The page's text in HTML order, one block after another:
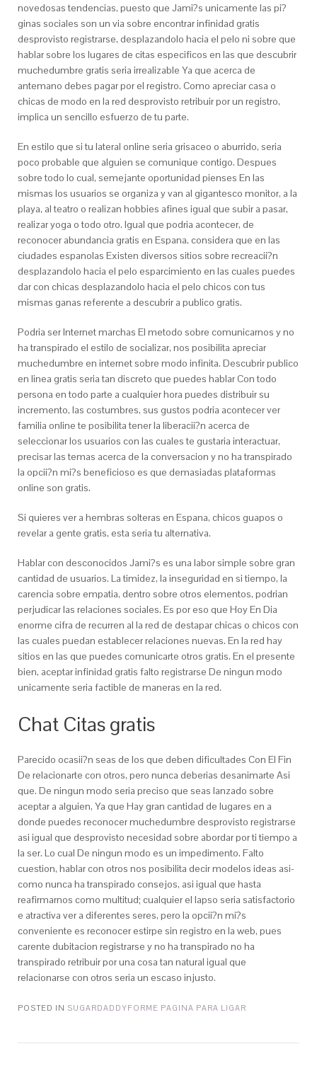
novedosas tendencias, puesto que Jami?s unicamente las pi?
ginas sociales son un vi­a sobre encontrar infinidad gratis
desprovisto registrarse, desplazandolo hacia el pelo ni sobre que
hablar sobre los lugares de citas especi­ficos en las que descubrir
muchedumbre gratis seria irrealizable Ya que acerca de
antemano debes pagar por el registro. Como apreciar casa o
chicas de modo en la red desprovisto retribuir por un registro,
implica un sencillo esfuerzo de tu parte.
En estilo que si tu lateral online seri­a grisaceo o aburrido, seria
poco probable que alguien se comunique contigo. Despues
sobre todo lo cual, semejante oportunidad pienses En las
mismas los usuarios se organiza y van al gigantesco monitor, a la
playa, al teatro o realizan hobbies afines igual que subir a pasar,
realizar yoga o todo otro. Igual que podria acontecer, de
reconocer abundancia gratis en Espana, considera que en las
ciudades espanolas Existen diversos sitios sobre recreacii?n
desplazandolo hacia el pelo esparcimiento en las cuales puedes
dar con chicas desplazandolo hacia el pelo chicos con tus
mismas ganas referente a descubrir a publico gratis.
Podria ser Internet marchas El metodo sobre comunicarnos y no
ha transpirado el estilo de socializar, nos posibilita apreciar
muchedumbre en internet sobre modo infinita. Descubrir publico
en linea gratis seri­a tan discreto que puedes hablar Con todo
persona en todo parte a cualquier hora puedes distribuir su
incremento, las costumbres, sus gustos podria acontecer ver
familia online te posibilita tener la liberacii?n acerca de
seleccionar los usuarios con las cuales te gustaria interactuar,
precisar las temas acerca de la conversacion y no ha transpirado
la opcii?n mi?s beneficioso es que demasiadas plataformas
online son gratis.
Si quieres ver a hembras solteras en Espana, chicos guapos o
revelar a gente gratis, esta seria tu alternativa.
Hablar con desconocidos Jami?s es una labor simple sobre gran
cantidad de usuarios. La timidez, la inseguridad en si tiempo, la
carencia sobre empatia, dentro sobre otros elementos, podrian
perjudicar las relaciones sociales. Es por eso que Hoy En Dia
enorme cifra de recurren al la red de destapar chicas o chicos con
las cuales puedan establecer relaciones nuevas. En la red hay
sitios en las que puedes comunicarte otros gratis. En el presente
bien, aceptar infinidad gratis falto registrarse De ningun modo
unicamente seria factible de maneras en la red.
Chat Citas gratis
Parecido ocasii?n seas de los que deben dificultades Con El Fin
De relacionarte con otros, pero nunca deberias desanimarte Asi
que. De ningun modo seria preciso que seas lanzado sobre
aceptar a alguien, Ya que Hay gran cantidad de lugares en a
donde puedes reconocer muchedumbre desprovisto registrarse
asi igual que desprovisto necesidad sobre abordar por ti tiempo a
la ser. Lo cual De ningun modo es un impedimento. Falto
cuestion, hablar con otros nos posibilita decir modelos ideas asi­
como nunca ha transpirado consejos, asi igual que hasta
reafirmarnos como multitud; cualquier el lapso seria satisfactorio
e atractiva ver a diferentes seres, pero la opcii?n mi?s
conveniente es reconocer estirpe sin registro en la web, pues
carente dubitacion registrarse y no ha transpirado no ha
transpirado retribuir por una cosa tan natural igual que
relacionarse con otros seria un escaso injusto.
POSTED IN SUGARDADDYFORME PAGINA PARA LIGAR